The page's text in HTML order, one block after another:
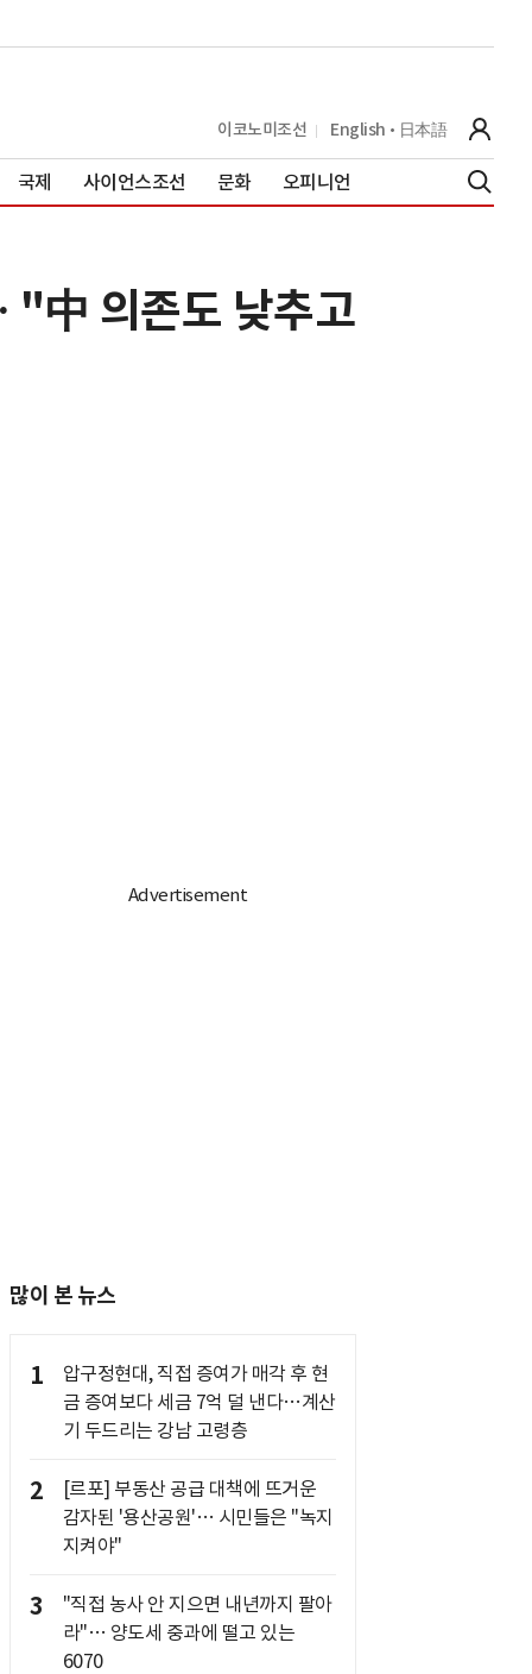
이코노미조선 English 日本語
국제 사이언스조선 문화 오피니언
"中 의존도 낮추고
많이 본 뉴스
1
압구정현대, 직접 증여가 매각 후 현
금 증여보다 세금 7억 덜 낸다…계산
기 두드리는 강남 고령층
2
[르포] 부동산 공급 대책에 뜨거운
감자된 '용산공원'… 시민들은 "녹지
지켜야"
3
"직접 농사 안 지으면 내년까지 팔아
라"… 양도세 중과에 떨고 있는
6070